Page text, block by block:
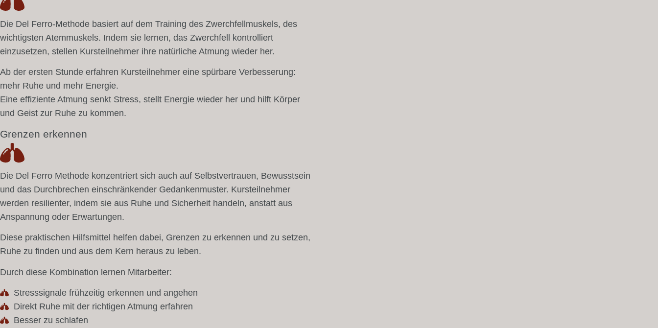
Die Del Ferro-Methode basiert auf dem Training des Zwerchfellmuskels, des
wichtigsten Atemmuskels. Indem sie lernen, das Zwerchfell kontrolliert
einzusetzen, stellen Kursteilnehmer ihre natürliche Atmung wieder her.
Ab der ersten Stunde erfahren Kursteilnehmer eine spürbare Verbesserung:
mehr Ruhe und mehr Energie.
Eine effiziente Atmung senkt Stress, stellt Energie wieder her und hilft Körper
und Geist zur Ruhe zu kommen.
Grenzen erkennen
Die Del Ferro Methode konzentriert sich auch auf Selbstvertrauen, Bewusstsein
und das Durchbrechen einschränkender Gedankenmuster. Kursteilnehmer
werden resilienter, indem sie aus Ruhe und Sicherheit handeln, anstatt aus
Anspannung oder Erwartungen.
Diese praktischen Hilfsmittel helfen dabei, Grenzen zu erkennen und zu setzen,
Ruhe zu finden und aus dem Kern heraus zu leben.
Durch diese Kombination lernen Mitarbeiter:
Stresssignale frühzeitig erkennen und angehen
Direkt Ruhe mit der richtigen Atmung erfahren
Besser zu schlafen